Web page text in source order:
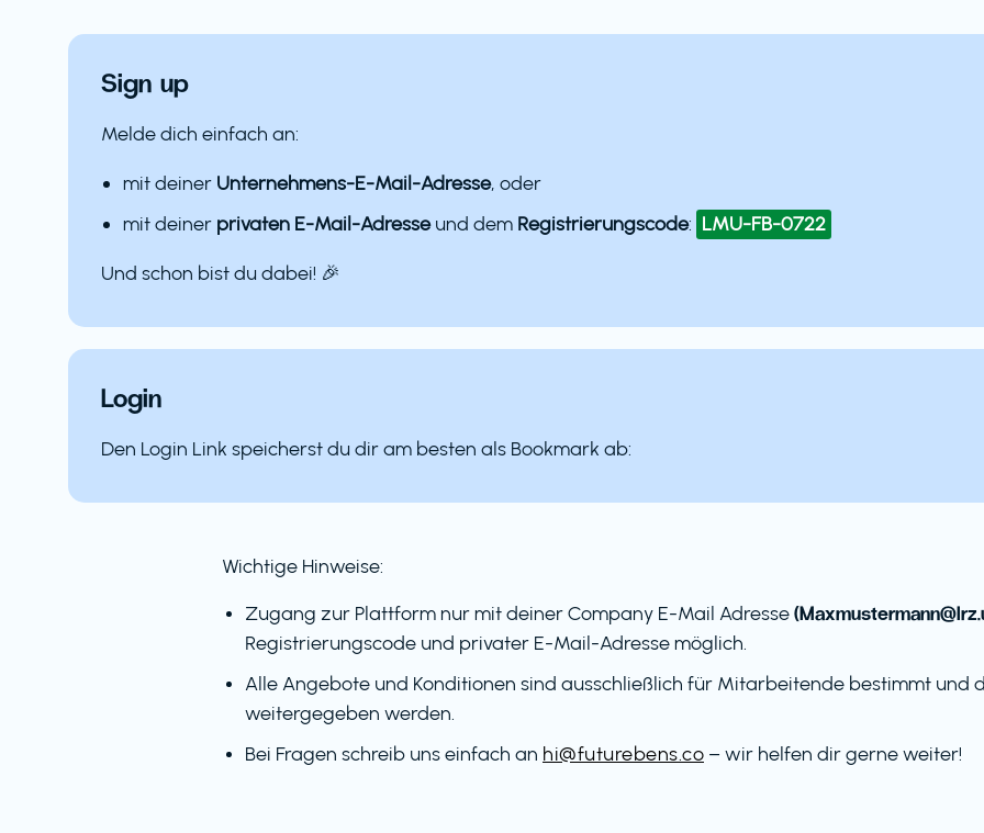
Sign up
Melde dich einfach an:
mit deiner Unternehmens-E-Mail-Adresse, oder
mit deiner privaten E-Mail-Adresseund dem Registrierungscode: LMU-FB-0722
Und schon bist du dabei! 🎉
Login
Den Login Link speicherst du dir am besten als Bookmark ab:
Wichtige Hinweise:
Zugang zur Plattform nur mit deiner Company E-Mail Adresse
Registrierungscode und privater E-Mail-Adresse möglich.
Alle Angebote und Konditionen sind ausschließlich für Mitarbeitende bestimmt und
weitergegeben werden.
Bei Fragen schreib uns einfach an hi@futurebens.co – wir helfen dir gerne weiter!